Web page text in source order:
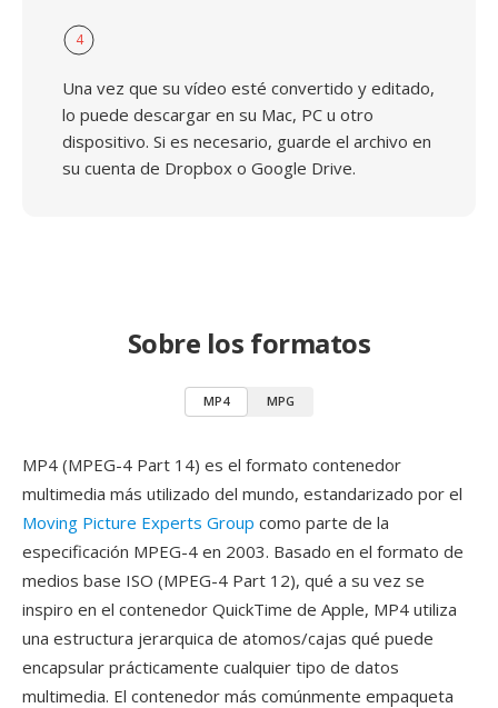
4
Una vez que su vídeo esté convertido y editado,
lo puede descargar en su Mac, PC u otro
dispositivo. Si es necesario, guarde el archivo en
su cuenta de Dropbox o Google Drive.
Sobre los formatos
MP4 MPG
MP4 (MPEG-4 Part 14) es el formato contenedor
multimedia más utilizado del mundo, estandarizado por el
Moving Picture Experts Group como parte de la
especificación MPEG-4 en 2003. Basado en el formato de
medios base ISO (MPEG-4 Part 12), qué a su vez se
inspiro en el contenedor QuickTime de Apple, MP4 utiliza
una estructura jerarquica de atomos/cajas qué puede
encapsular prácticamente cualquier tipo de datos
multimedia. El contenedor más comúnmente empaqueta